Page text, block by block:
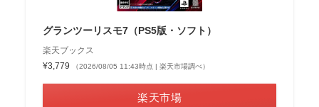
グランツーリスモ7（PS5版・ソフト）
楽天ブックス
¥3,779
（2026/08/05 11:43時点 | 楽天市場調べ）
楽天市場